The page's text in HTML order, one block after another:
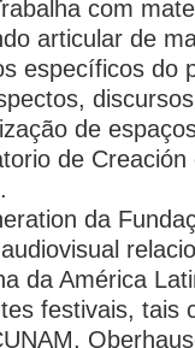
com
articular de
específicos do
de
de Creación
da
da América
festivais, tais